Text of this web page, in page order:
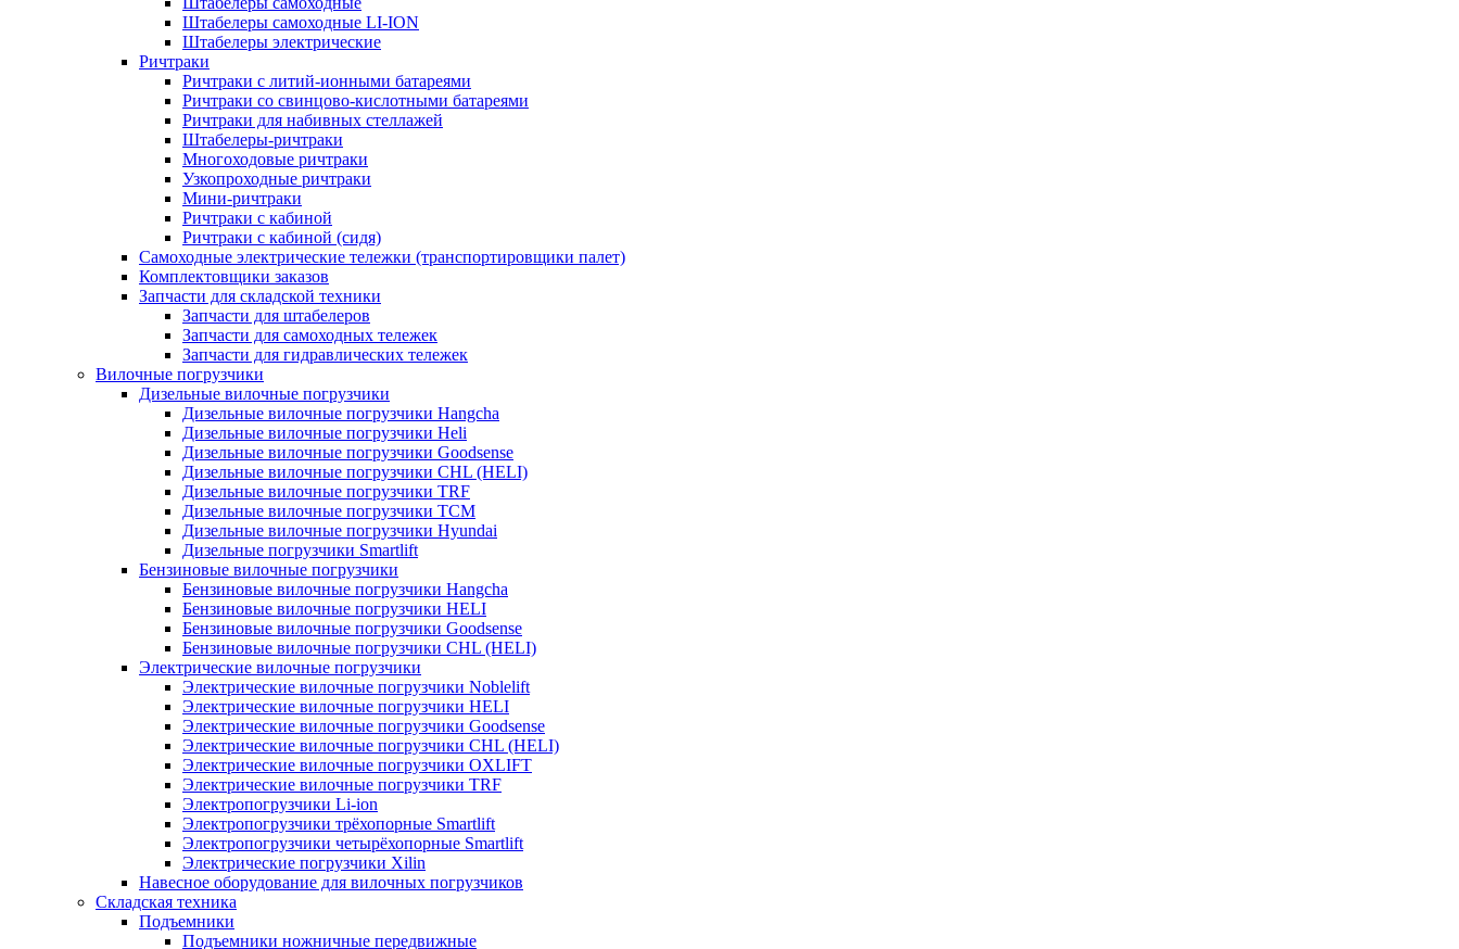
Штабелеры самоходные LI-ION
Штабелеры электрические
Ричтраки
Ричтраки с литий-ионными батареями
Ричтраки со свинцово-кислотными батареями
Ричтраки для набивных стеллажей
Штабелеры-ричтраки
Многоходовые ричтраки
Узкопроходные ричтраки
Мини-ричтраки
Ричтраки с кабиной
Ричтраки с кабиной (сидя)
Самоходные электрические тележки (транспортировщики палет)
Комплектовщики заказов
Запчасти для складской техники
Запчасти для штабелеров
Запчасти для самоходных тележек
Запчасти для гидравлических тележек
Вилочные погрузчики
Дизельные вилочные погрузчики
Дизельные вилочные погрузчики Hangcha
Дизельные вилочные погрузчики Heli
Дизельные вилочные погрузчики Goodsense
Дизельные вилочные погрузчики CHL (HELI)
Дизельные вилочные погрузчики TRF
Дизельные вилочные погрузчики TCM
Дизельные вилочные погрузчики Hyundai
Дизельные погрузчики Smartlift
Бензиновые вилочные погрузчики
Бензиновые вилочные погрузчики Hangcha
Бензиновые вилочные погрузчики HELI
Бензиновые вилочные погрузчики Goodsense
Бензиновые вилочные погрузчики CHL (HELI)
Электрические вилочные погрузчики
Электрические вилочные погрузчики Noblelift
Электрические вилочные погрузчики HELI
Электрические вилочные погрузчики Goodsense
Электрические вилочные погрузчики CHL (HELI)
Электрические вилочные погрузчики OXLIFT
Электрические вилочные погрузчики TRF
Электропогрузчики Li-ion
Электропогрузчики трёхопорные Smartlift
Электропогрузчики четырёхопорные Smartlift
Электрические погрузчики Xilin
Навесное оборудование для вилочных погрузчиков
Складская техника
Подъемники
Подъемники ножничные передвижные